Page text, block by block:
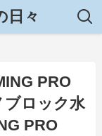
日々
PRO
ブロック水
PRO